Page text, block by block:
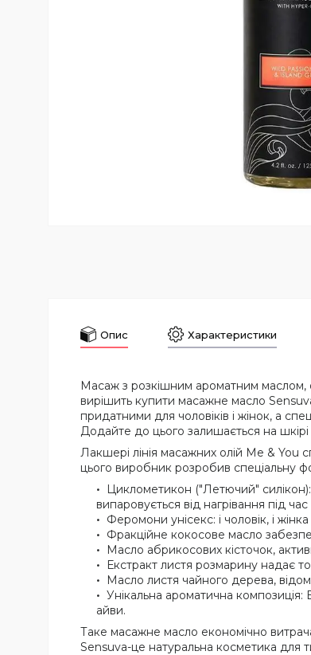
Опис Характеристики
Масаж з розкішним ароматним маслом,
вирішить купити масажне масло
придатними для чоловіків і жінок, а
Додайте до цього залишається на
Лакшері лінія масажних олій Me &
цього виробник розробив спеціальну
Циклометикон ("Летючий"
випаровується від нагрівання під
Феромони унісекс: і чоловік, і
Фракційне кокосове масло
Масло абрикосових кісточок,
Екстракт листя розмарину надає
Масло листя чайного дерева,
Унікальна ароматична
айви.
Таке масажне масло економічно
Sensuva-це натуральна косметика для